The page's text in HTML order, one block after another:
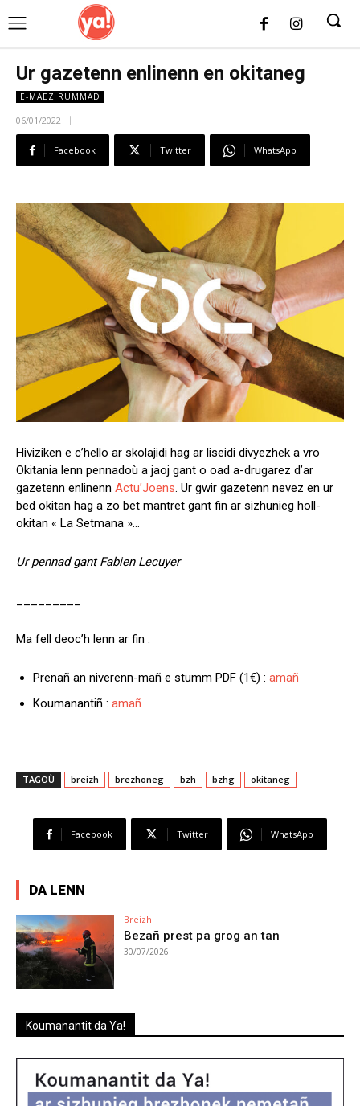
Ur gazetenn enlinenn en okitaneg
E-MAEZ RUMMAD
06/01/2022
Facebook Twitter WhatsApp
Hiviziken e c’hello ar skolajidi hag ar liseidi divyezhek a vro
Okitania lenn pennadoù a jaoj gant o oad a-drugarez d’ar
gazetenn enlinenn Actu’Joens. Ur gwir gazetenn nevez en ur
bed okitan hag a zo bet mantret gant fin ar sizhunieg holl-
okitan « La Setmana »…
Ur pennad gant Fabien Lecuyer
Ma fell deoc’h lenn ar fin :
Prenañ an niverenn-mañ e stumm PDF (1€) : amañ
Koumanantiñ : amañ
TAGOÙ breizh brezhoneg bzh bzhg okitaneg
Facebook Twitter WhatsApp
DA LENN
Breizh
Bezañ prest pa grog an tan
30/07/2026
Koumanantit da Ya!